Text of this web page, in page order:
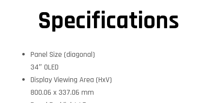
Specifications
Panel Size (diagonal)
34″ OLED
Display Viewing Area (HxV)
800.06 x 337.06 mm